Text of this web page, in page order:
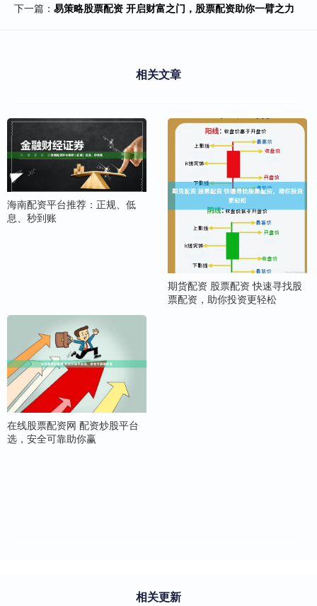
下一篇： 易策略股票配资 开启财富之门，股票配资助你一臂之力
相关文章
海南配资平台推荐：正规、低
息、秒到账
期货配资 股票配资 快速寻找股
票配资，助你投资更轻松
在线股票配资网 配资炒股平台
选，安全可靠助你赢
相关更新